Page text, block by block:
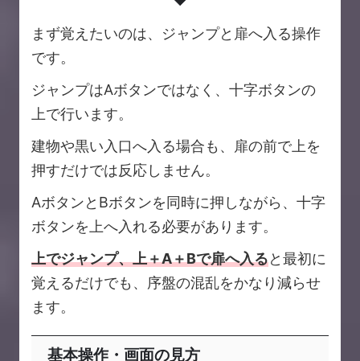
まず覚えたいのは、ジャンプと扉へ入る操作
です。
ジャンプはAボタンではなく、十字ボタンの
上で行います。
建物や黒い入口へ入る場合も、扉の前で上を
押すだけでは反応しません。
AボタンとBボタンを同時に押しながら、十字
ボタンを上へ入れる必要があります。
上でジャンプ、上＋A＋Bで扉へ入ると最初に
覚えるだけでも、序盤の混乱をかなり減らせ
ます。
基本操作・画面の見方